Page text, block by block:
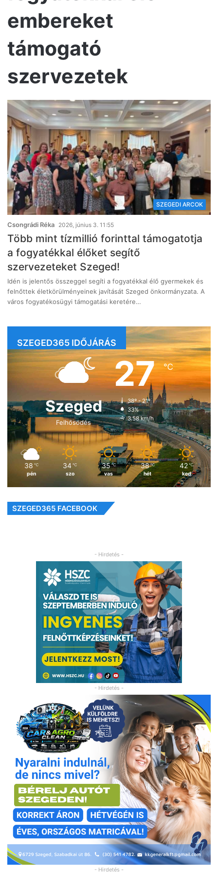
embereket
támogató
szervezetek
SZEGEDI ARCOK
Csongrádi Réka 2026, június 3. 11:55
Több mint tízmillió forinttal támogatotja
a fogyatékkal élőket segítő
szervezeteket Szeged!
Idén is jelentős összeggel segíti a fogyatékkal élő gyermekek és
felnőttek életkörülményeinek javítását Szeged önkormányzata. A
város fogyatékosügyi támogatási keretére…
SZEGED365 IDŐJÁRÁS
Szeged
Felhősödés
27℃
38º - 21º
33%
3.58 km/h
38 ℃
pén
34 ℃
szo
35 ℃
vas
38 ℃
hét
42 ℃
ked
SZEGED365 FACEBOOK
- Hirdetés -
- Hirdetés -
- Hirdetés -